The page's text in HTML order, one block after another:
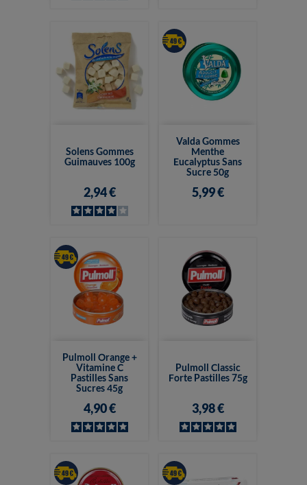
Solens Gommes
Guimauves 100g
2,94 €
Valda Gommes
Menthe
Eucalyptus Sans
Sucre 50g
5,99 €
Pulmoll Orange +
Vitamine C
Pastilles Sans
Sucres 45g
4,90 €
Pulmoll Classic
Forte Pastilles 75g
3,98 €